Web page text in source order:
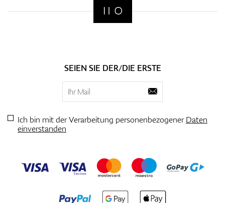
SEIEN SIE DER/DIE ERSTE
Ich bin mit der Verarbeitung personenbezogenerDaten
einverstanden